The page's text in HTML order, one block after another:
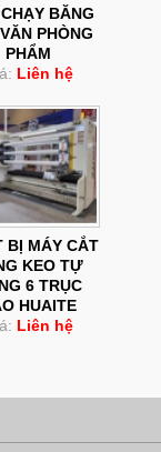
BĂNG
PHÒNG
PHẨM
Liên hệ
BỊ MÁY CẮT
KEO TỰ
6 TRỤC
HUAITE
Liên hệ